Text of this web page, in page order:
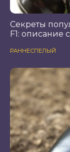
Секреты
F1: описание
РАННЕСПЕЛЫЙ